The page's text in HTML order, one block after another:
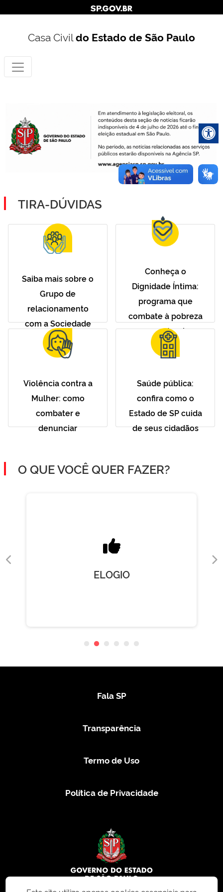
Casa Civildo Estado de São Paulo
TIRA-DÚVIDAS
Saiba mais sobre o
Grupo de
relacionamento
com a Sociedade
Conheça o
Dignidade Íntima:
programa que
combate à pobreza
menstrual
Violência contra a
Mulher: como
combater e
denunciar
Saúde pública:
confira como o
Estado de SP cuida
de seus cidadãos
O QUE VOCÊ QUER FAZER?
ELOGIO
Fala SP
Transparência
Termo de Uso
Política de Privacidade